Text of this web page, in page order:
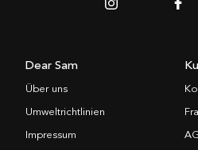
Dear Sam
Über uns
Umweltrichtlinien
Impressum